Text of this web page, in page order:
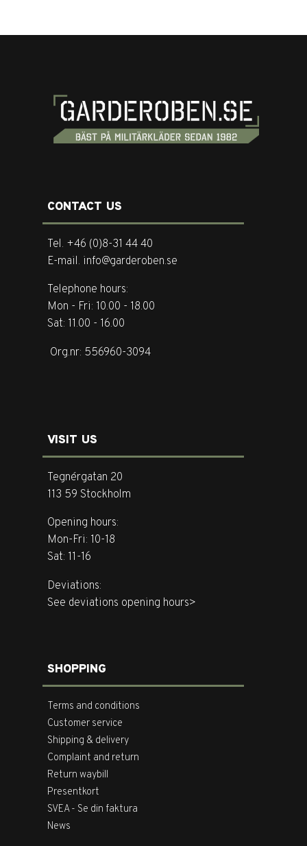
CONTACT US
Tel. +46 (0)8-31 44 40
E-mail. info@garderoben.se
Telephone hours:
Mon - Fri: 10.00 - 18.00
Sat: 11.00 - 16.00
Org.nr: 556960-3094
VISIT US
Tegnérgatan 20
113 59 Stockholm
Opening hours:
Mon-Fri: 10-18
Sat: 11-16
Deviations:
See deviations opening hours>
SHOPPING
Terms and conditions
Customer service
Shipping & delivery
Complaint and return
Return waybill
Presentkort
SVEA - Se din faktura
News